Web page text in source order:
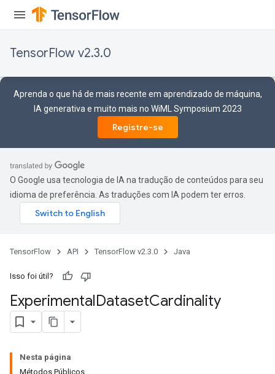
TensorFlow v2.3.0
Aprenda o que há de mais recente em aprendizado de máquina,
IA generativa e muito mais no WiML Symposium 2023
Registre-se
O Google usa tecnologia de IA na tradução de conteúdos para seu
idioma de preferência. As traduções com IA podem ter erros.
TensorFlow API TensorFlow v2.3.0 Java
Isso foi útil?
ExperimentalDatasetCardinality
Nesta página
Métodos Públicos